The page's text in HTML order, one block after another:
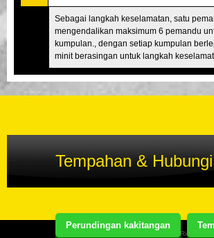
Perundingan kakitangan
Sebagai langkah keselamatan, satu
mengendalikan maksimum 6 pemandu
kumpulan., dengan setiap kumpulan
minit berasingan untuk langkah
Tempahan &
Copyright(C) Street Kart Tour. All Rights